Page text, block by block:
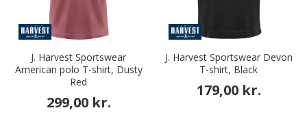
J. Harvest Sportswear
American polo T-shirt, Dusty
Red
299,00 kr.
J. Harvest Sportswear Devon
T-shirt, Black
179,00 kr.